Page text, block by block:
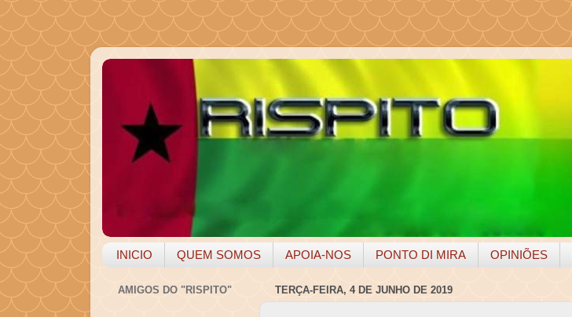
INICIO QUEM SOMOS APOIA-NOS PONTO DI MIRA OPINIÕES
TERÇA-FEIRA, 4 DE JUNHO DE 2019
AMIGOS DO "RISPITO"